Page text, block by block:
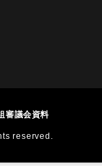
審議会資料
reserved.